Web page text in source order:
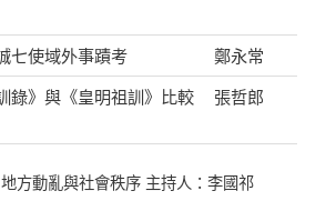
七使域外事蹟考
鄭永常
錄》與《皇明祖訓》比較
張哲郎
地方動亂與社會秩序 主持人：李國祁